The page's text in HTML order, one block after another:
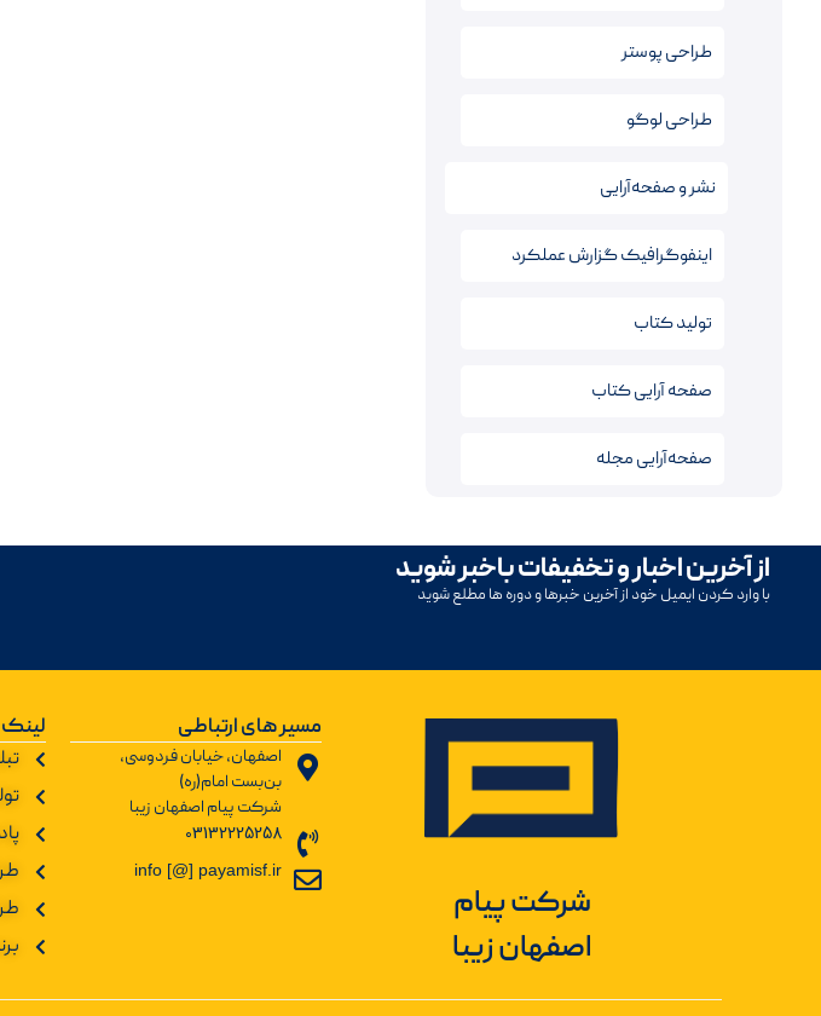
طراحی پوستر
طراحی لوگو
نشر و صفحه‌آرایی
اینفوگرافیک‌ گزارش عملکرد
تولید کتاب
صفحه آرایی کتاب‌
صفحه‌آرایی مجله
از آخرین اخبار و تخفیفات باخبر شوید
با وارد کردن ایمیل خود از آخرین خبرها و دوره ها مطلع شوید
شرکت پیام
اصفهان زیبا
مسیر های ارتباطی
اصفهان، خیابان فردوسی،
بن‌بست امام(ره)
شرکت پیام اصفهان زیبا
03132225258
info [@] payamisf.ir